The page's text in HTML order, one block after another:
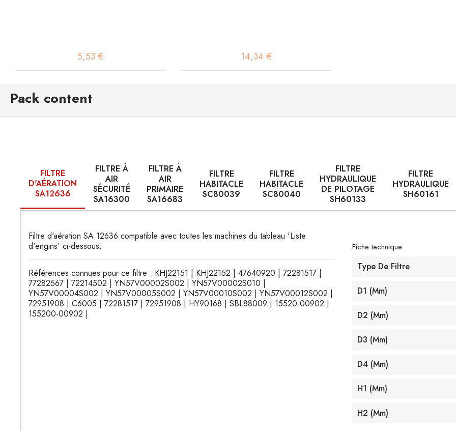
5,53 € 14,34 €
Pack content
FILTRE
D'AÉRATION
SA12636
FILTRE À
AIR
SÉCURITÉ
SA16300
FILTRE À
AIR
PRIMAIRE
SA16683
FILTRE
HABITACLE
SC80039
FILTRE
HABITACLE
SC80040
FILTRE
HYDRAULIQUE
DE PILOTAGE
SH60133
FILTRE
HYDRAULIQUE
SH60161
Filtre d'aération SA 12636 compatible avec toutes les machines du tableau 'Liste
d'engins' ci-dessous.
Références connues pour ce filtre : KHJ22151 | KHJ22152 | 47640920 | 72281517 |
77282567 | 72214502 | YN57V00002S002 | YN57V00002S010 |
YN57V00004S002 | YN57V00005S002 | YN57V00010S002 | YN57V00012S002 |
72951908 | C6005 | 72281517 | 72951908 | HY90168 | SBL88009 | 15520-00902 |
155200-00902 |
Fiche technique
Type De Filtre
D1 (mm)
D2 (mm)
D3 (mm)
D4 (mm)
H1 (mm)
H2 (mm)